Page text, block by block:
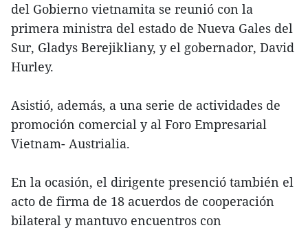
del Gobierno vietnamita se reunió con la
primera ministra del estado de Nueva Gales del
Sur, Gladys Berejikliany, y el gobernador, David
Hurley.
Asistió, además, a una serie de actividades de
promoción comercial y al Foro Empresarial
Vietnam- Austrialia.
En la ocasión, el dirigente presenció también el
acto de firma de 18 acuerdos de cooperación
bilateral y mantuvo encuentros con